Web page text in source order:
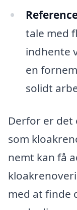
tale med
indhente
en
solidt
Derfor er
som
nemt kan få
med at finde